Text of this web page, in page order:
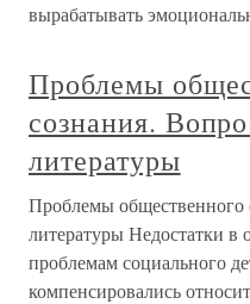
вырабатывать
Проблемы
сознания.
литературы
Проблемы общественного
литературы Недостатки
проблемам социального
компенсировались